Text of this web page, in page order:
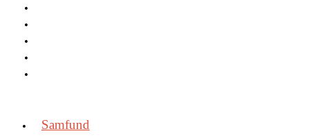
Samfund